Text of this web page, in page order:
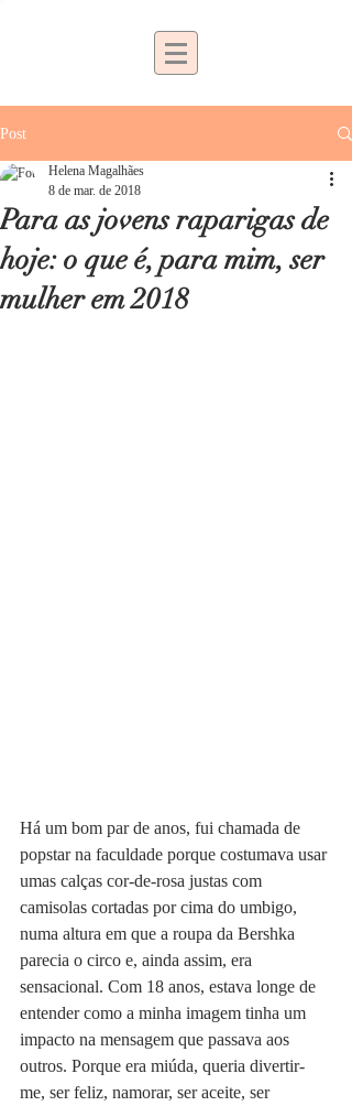
Post
Para as jovens raparigas de
hoje: o que é, para mim, ser
mulher em 2018
Helena Magalhães
8 de mar. de 2018
Há um bom par de anos, fui chamada de
popstar na faculdade porque costumava usar
umas calças cor-de-rosa justas com
camisolas cortadas por cima do umbigo,
numa altura em que a roupa da Bershka
parecia o circo e, ainda assim, era
sensacional. Com 18 anos, estava longe de
entender como a minha imagem tinha um
impacto na mensagem que passava aos
outros. Porque era miúda, queria divertir-
me, ser feliz, namorar, ser aceite, ser